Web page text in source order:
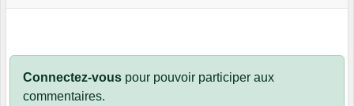
Connectez-vous pour pouvoir participer aux
commentaires.